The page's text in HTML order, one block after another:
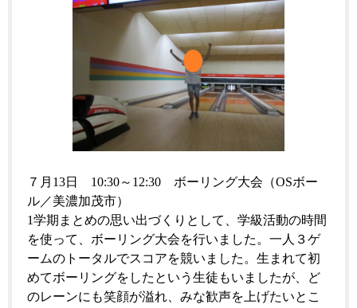
７月13日 10:30～12:30 ボーリング大会（OSボー
ル／美濃加茂市）
1学期まとめの思い出づくりとして、学級活動の時間
を使って、ボーリング大会を行いました。一人３ゲ
ームのトータルでスコアを競いました。生まれて初
めてボーリングをしたという生徒もいましたが、ど
のレーンにも笑顔が溢れ、みな歓声を上げたいとこ